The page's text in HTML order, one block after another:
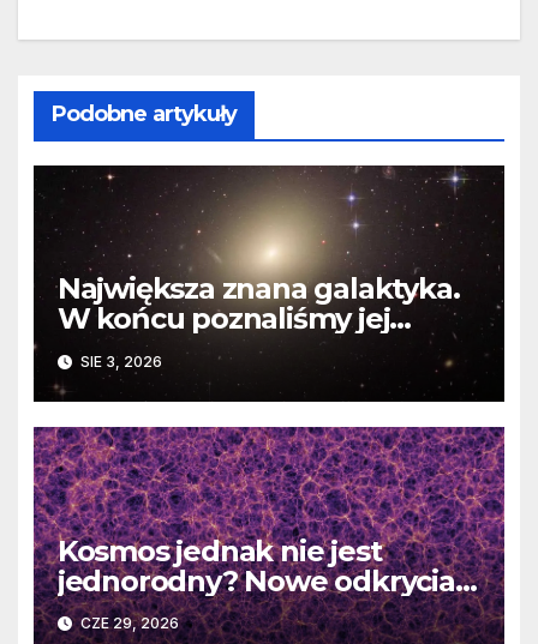
Podobne artykuły
Największa znana galaktyka.
W końcu poznaliśmy jej
faktyczne wymiary
SIE 3, 2026
Kosmos jednak nie jest
jednorodny? Nowe odkrycia
DESI burzą fundamentalne
CZE 29, 2026